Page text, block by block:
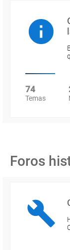
74
Temas
Foros